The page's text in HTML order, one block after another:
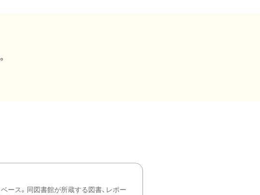
ース。同図書館が所蔵する図書、レポー